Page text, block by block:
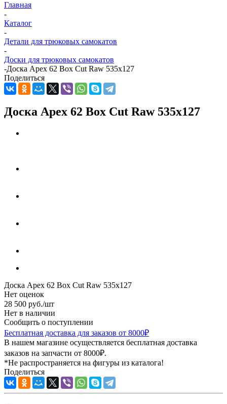
Главная
-
Каталог
-
Детали для трюковых самокатов
-
Доски для трюковых самокатов
-Доска Apex 62 Box Cut Raw 535x127
Поделиться
Доска Apex 62 Box Cut Raw 535x127
Доска Apex 62 Box Cut Raw 535x127
Нет оценок
28 500 руб./шт
Нет в наличии
Сообщить о поступлении
Бесплатная доставка для заказов от 8000₽
В нашем магазине осуществляется бесплатная доставка
заказов на запчасти от 8000₽.
*Не распространяется на фигуры из каталога!
Поделиться